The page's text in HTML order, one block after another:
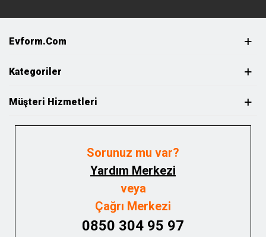
Evform.com
Kategoriler
Müşteri Hizmetleri
Sorunuz mu var?
Yardım Merkezi
veya
Çağrı Merkezi
0850 304 95 97